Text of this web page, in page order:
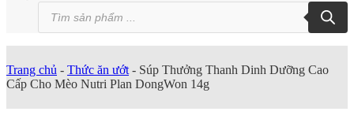
Tìm
kiếm
sản
phẩm
Trang chủ - Thức ăn ướt- Súp Thưởng Thanh Dinh Dưỡng Cao
Cấp Cho Mèo Nutri Plan DongWon 14g